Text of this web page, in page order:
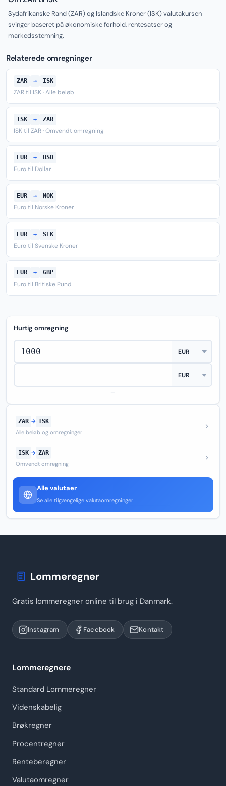
Sydafrikanske Rand (ZAR) og Islandske Kroner (ISK) valutakursen
svinger baseret på økonomiske forhold, rentesatser og
markedsstemning.
Relaterede omregninger
ZAR → ISK
ZAR til ISK · Alle beløb
ISK → ZAR
ISK til ZAR · Omvendt omregning
EUR → USD
Euro til Dollar
EUR → NOK
Euro til Norske Kroner
EUR → SEK
Euro til Svenske Kroner
EUR → GBP
Euro til Britiske Pund
Hurtig omregning
—
ZAR → ISK
Alle beløb og omregninger
ISK → ZAR
Omvendt omregning
Alle valutaer
Se alle tilgængelige valutaomregninger
Lommeregner
Gratis lommeregner online til brug i Danmark.
Instagram Facebook Kontakt
Lommeregnere
Standard Lommeregner
Videnskabelig
Brøkregner
Procentregner
Renteberegner
Valutaomregner